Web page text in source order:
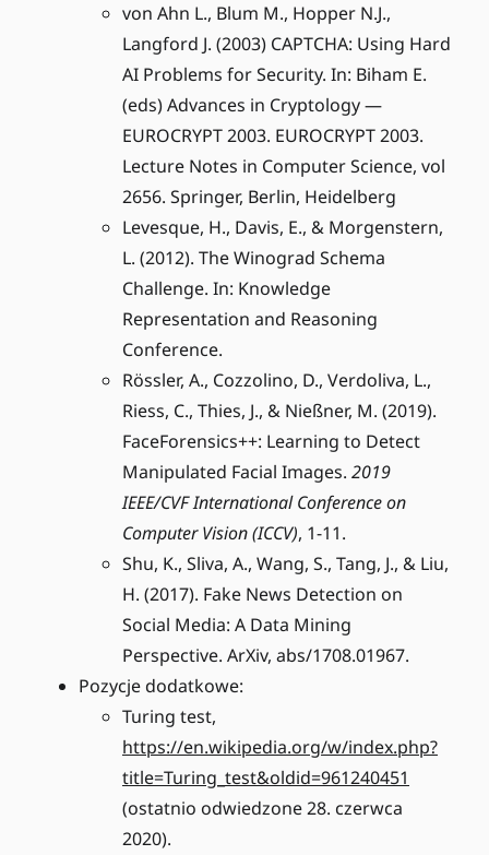
von Ahn L., Blum M., Hopper N.J.,
Langford J. (2003) CAPTCHA: Using Hard
AI Problems for Security. In: Biham E.
(eds) Advances in Cryptology —
EUROCRYPT 2003. EUROCRYPT 2003.
Lecture Notes in Computer Science, vol
2656. Springer, Berlin, Heidelberg
Levesque, H., Davis, E., & Morgenstern,
L. (2012). The Winograd Schema
Challenge. In: Knowledge
Representation and Reasoning
Conference.
Rössler, A., Cozzolino, D., Verdoliva, L.,
Riess, C., Thies, J., & Nießner, M. (2019).
FaceForensics++: Learning to Detect
Manipulated Facial Images. 2019
IEEE/CVF International Conference on
Computer Vision (ICCV), 1-11.
Shu, K., Sliva, A., Wang, S., Tang, J., & Liu,
H. (2017). Fake News Detection on
Social Media: A Data Mining
Perspective. ArXiv, abs/1708.01967.
Pozycje dodatkowe:
Turing test,
https://en.wikipedia.org/w/index.php?
title=Turing_test&oldid=961240451
(ostatnio odwiedzone 28. czerwca
2020).